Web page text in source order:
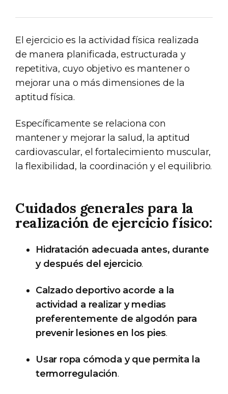
El ejercicio es la actividad física realizada
de manera planificada, estructurada y
repetitiva, cuyo objetivo es mantener o
mejorar una o más dimensiones de la
aptitud física.
Específicamente se relaciona con
mantener y mejorar la salud, la aptitud
cardiovascular, el fortalecimiento muscular,
la flexibilidad, la coordinación y el equilibrio.
Cuidados generales para la
realización de ejercicio físico:
Hidratación adecuada antes, durante
y después del ejercicio.
Calzado deportivo acorde a la
actividad a realizar y medias
preferentemente de algodón para
prevenir lesiones en los pies.
Usar ropa cómoda y que permita la
termorregulación.